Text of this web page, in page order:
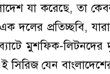
যা করেছে, তা
দলের প্রতিচ্ছবি,
ব্যাটে মুশফিক-
সিরিজ যেন